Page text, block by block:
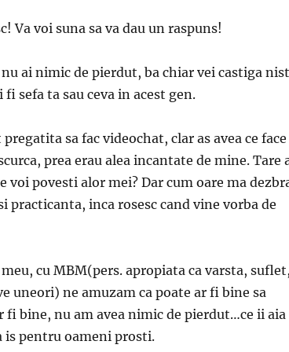
Va voi suna sa va dau un raspuns!
ai nimic de pierdut, ba chiar vei castiga
sefa ta sau ceva in acest gen.
sa fac videochat, clar as avea ce face
prea erau alea incantate de mine. Tare
voi povesti alor mei? Dar cum oare ma
practicanta, inca rosesc cand vine vorba de
cu MBM(pers. apropiata ca varsta, suflet,
uneori) ne amuzam ca poate ar fi bine sa
fi bine, nu am avea nimic de pierdut…ce ii aia
pentru oameni prosti.